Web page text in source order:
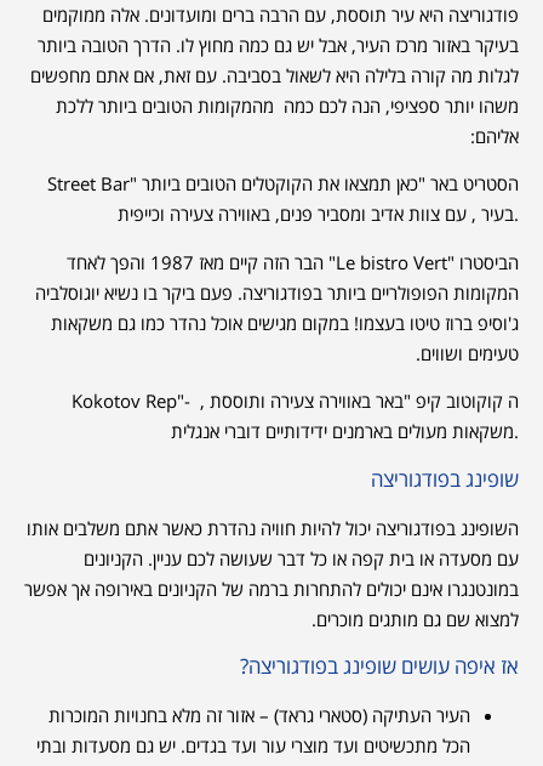
פודגוריצה היא עיר תוססת, עם הרבה ברים ומועדונים. אלה ממוקמים
בעיקר באזור מרכז העיר, אבל יש גם כמה מחוץ לו. הדרך הטובה ביותר
לגלות מה קורה בלילה היא לשאול בסביבה. עם זאת, אם אתם מחפשים
משהו יותר ספציפי, הנה לכם כמה מהמקומות הטובים ביותר ללכת
אליהם:
הסטריט באר "‪Street Bar" כאן תמצאו את הקוקטלים הטובים ביותר
בעיר , עם צוות אדיב ומסביר פנים, באווירה צעירה וכייפית.
הביסטרו "Le bistro Vert" הבר הזה קיים מאז 1987 והפך לאחד
המקומות הפופולריים ביותר בפודגוריצה. פעם ביקר בו נשיא יוגוסלביה
ג'וסיפ ברוז טיטו בעצמו! במקום מגישים אוכל נהדר כמו גם משקאות
טעימים ושווים.
ה קוקוטוב קיפ "‪Kokotov Rep"- באר באווירה צעירה ותוססת ,
משקאות מעולים בארמנים ידידותיים דוברי אנגלית.
שופינג בפודגוריצה
השופינג בפודגוריצה יכול להיות חוויה נהדרת כאשר אתם משלבים אותו
עם מסעדה או בית קפה או כל דבר שעושה לכם עניין. הקניונים
במונטנגרו אינם יכולים להתחרות ברמה של הקניונים באירופה אך אפשר
למצוא שם גם מותגים מוכרים.
אז איפה עושים שופינג בפודגוריצה?
העיר העתיקה (סטארי גראד) – אזור זה מלא בחנויות המוכרות
הכל מתכשיטים ועד מוצרי עור ועד בגדים. יש גם מסעדות ובתי